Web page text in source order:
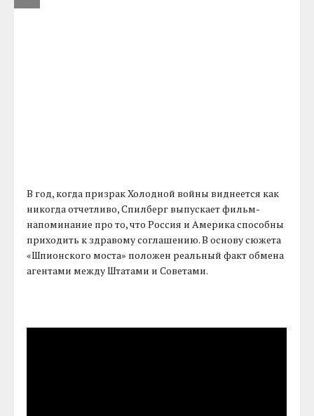
В год, когда призрак Холодной войны виднеется как
никогда отчетливо, Спилберг выпускает фильм-
напоминание про то, что Россия и Америка способны
приходить к здравому соглашению. В основу сюжета
«Шпионского моста» положен реальный факт обмена
агентами между Штатами и Советами.